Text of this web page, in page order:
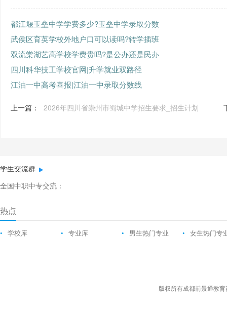
都江堰玉垒中学学费多少?玉垒中学录取分数
武侯区育英学校外地户口可以读吗?转学插班
双流棠湖艺高学校学费贵吗?是公办还是民办
四川科华技工学校官网|升学就业双路径
江油一中高考喜报|江油一中录取分数线
上一篇： 2026年四川省崇州市蜀城中学招生要求_招生计划
学生交流群
全国中职中专交流：
热点
• 学校库 • 专业库 • 男生热门专业 • 女生热门专
版权所有成都前景通教